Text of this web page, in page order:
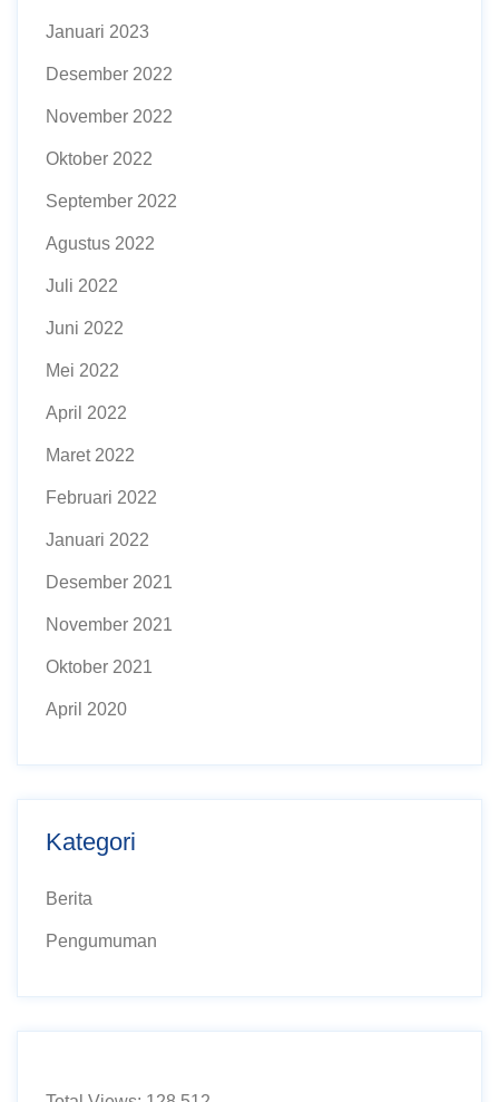
Januari 2023
Desember 2022
November 2022
Oktober 2022
September 2022
Agustus 2022
Juli 2022
Juni 2022
Mei 2022
April 2022
Maret 2022
Februari 2022
Januari 2022
Desember 2021
November 2021
Oktober 2021
April 2020
Kategori
Berita
Pengumuman